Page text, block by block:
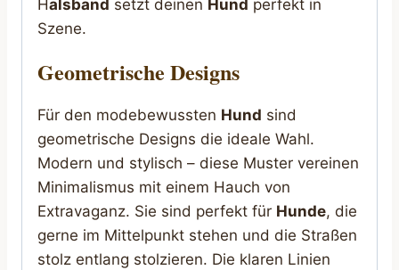
Halsband setzt deinen Hund perfekt in
Szene.
Geometrische Designs
Für den modebewussten Hund sind
geometrische Designs die ideale Wahl.
Modern und stylisch – diese Muster vereinen
Minimalismus mit einem Hauch von
Extravaganz. Sie sind perfekt für Hunde, die
gerne im Mittelpunkt stehen und die Straßen
stolz entlang stolzieren. Die klaren Linien